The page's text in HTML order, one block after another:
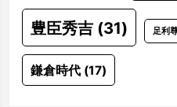
豊臣秀吉(31) 足利
鎌倉時代(17)